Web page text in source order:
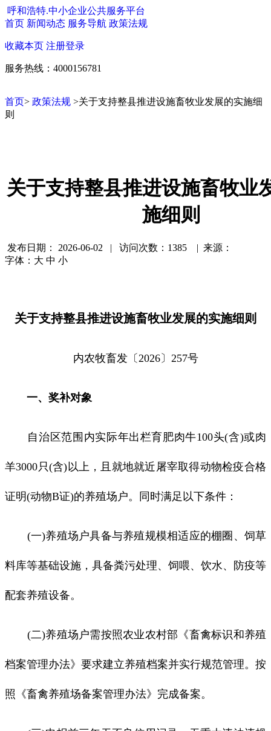
呼和浩特.中小企业公共服务平台
首页 新闻动态 服务导航 政策法规
收藏本页 注册登录
服务热线：4000156781
首页> 政策法规 >关于支持整县推进设施畜牧业发展的实施细
则
关于支持整县推进设施畜牧业
施细则
发布日期：
2026-06-02 | 访问次数：1385 | 来源：
字体： 大 中 小
关于支持整县推进设施畜牧业发展的实施细则
内农牧畜发〔2026〕257号
一、奖补对象
自治区范围内实际年出栏育肥肉牛100头(含)或肉
羊3000只(含)以上，且就地就近屠宰取得动物检疫合格
证明(动物B证)的养殖场户。同时满足以下条件：
(一)养殖场户具备与养殖规模相适应的棚圈、饲草
料库等基础设施，具备粪污处理、饲喂、饮水、防疫等
配套养殖设备。
(二)养殖场户需按照农业农村部《畜禽标识和养殖
档案管理办法》要求建立养殖档案并实行规范管理。按
照《畜禽养殖场备案管理办法》完成备案。